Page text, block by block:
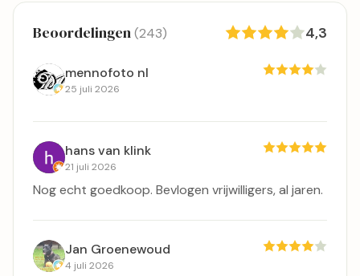
Beoordelingen(243) 4,3
mennofoto nl
25 juli 2026
hans van klink
21 juli 2026
Nog echt goedkoop. Bevlogen vrijwilligers, al jaren.
Jan Groenewoud
4 juli 2026